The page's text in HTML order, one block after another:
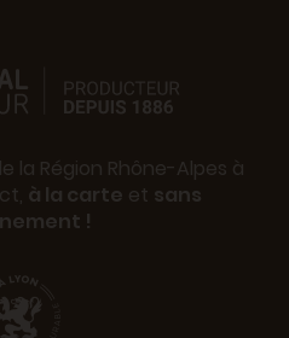
la Région Rhône-Alpes à
à la carte et sans
!